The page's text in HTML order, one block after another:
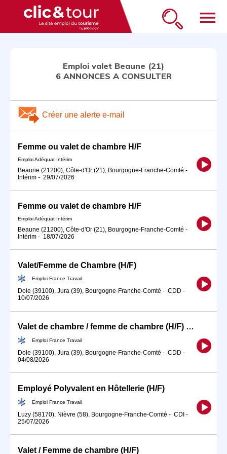
menu
Emploi valet Beaune (21)
6 ANNONCES A CONSULTER
Créer une alerte e-mail
Femme ou valet de chambre H/F
Emploi Adéquat Intérim
Beaune (21200), Côte-d'Or (21), Bourgogne-Franche-Comté -
Intérim - 29/07/2026
Femme ou valet de chambre H/F
Emploi Adéquat Intérim
Beaune (21200), Côte-d'Or (21), Bourgogne-Franche-Comté -
Intérim - 18/07/2026
Valet/Femme de Chambre (H/F)
Emploi France Travail
Dole (39100), Jura (39), Bourgogne-Franche-Comté - CDD -
10/07/2026
Valet de chambre / femme de chambre (H/F) *URGENT
Emploi France Travail
Dole (39100), Jura (39), Bourgogne-Franche-Comté - CDD -
04/08/2026
Employé Polyvalent en Hôtellerie (H/F)
Emploi France Travail
Luzy (58170), Nièvre (58), Bourgogne-Franche-Comté - CDI -
25/07/2026
Valet / Femme de chambre (H/F)